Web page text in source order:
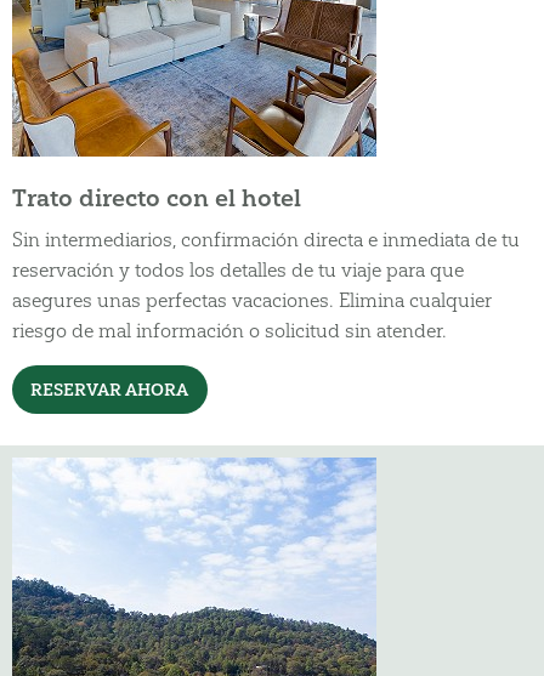
Trato directo con el hotel
Sin intermediarios, confirmación directa e inmediata de tu
reservación y todos los detalles de tu viaje para que
asegures unas perfectas vacaciones. Elimina cualquier
riesgo de mal información o solicitud sin atender.
RESERVAR AHORA